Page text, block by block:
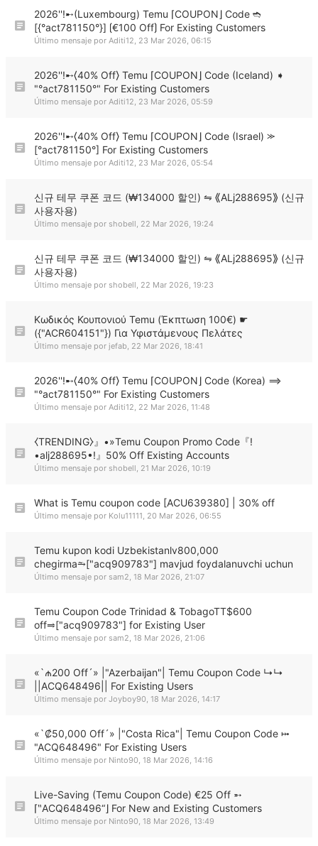
2026''!➸(Luxembourg) Temu ⌈COUPON⌋ Code ➬
[{°act781150°}] ⟮€100 Off⟯ For Existing Customers
Último mensaje por Aditi12, 23 Mar 2026, 06:15
2026''!➸⟨40% Off⟩ Temu ⌈COUPON⌋ Code (Iceland) ➧
"°act781150°" For Existing Customers
Último mensaje por Aditi12, 23 Mar 2026, 05:59
2026''!➸⟨40% Off⟩ Temu ⌈COUPON⌋ Code (Israel) ⪼
[°act781150°] For Existing Customers
Último mensaje por Aditi12, 23 Mar 2026, 05:54
신규 테무 쿠폰 코드 (₩134000 할인) ⇋ ⟪ALj288695⟫ (신규
사용자용)
Último mensaje por shobell, 22 Mar 2026, 19:24
신규 테무 쿠폰 코드 (₩134000 할인) ⇋ ⟪ALj288695⟫ (신규
사용자용)
Último mensaje por shobell, 22 Mar 2026, 19:23
Κωδικός Κουπονιού Temu (Έκπτωση 100€) ☛
({"ACR604151"}) Για Υφιστάμενους Πελάτες
Último mensaje por jefab, 22 Mar 2026, 18:41
2026''!➸⟨40% Off⟩ Temu ⌈COUPON⌋ Code (Korea) ⟹
"°act781150°" For Existing Customers
Último mensaje por Aditi12, 22 Mar 2026, 11:48
⧼TRENDING⧽』•»Temu Coupon Promo Code『!
•alj288695•!』50% Off Existing Accounts
Último mensaje por shobell, 21 Mar 2026, 10:19
What is Temu coupon code [ACU639380] | 30% off
Último mensaje por Kolu11111, 20 Mar 2026, 06:55
Temu kupon kodi Uzbekistanlv800,000
chegirma⥲["acq909783"] mavjud foydalanuvchi uchun
Último mensaje por sam2, 18 Mar 2026, 21:07
Temu Coupon Code Trinidad & TobagoTT$600
off⥤["acq909783"] for Existing User
Último mensaje por sam2, 18 Mar 2026, 21:06
«`₼200 Off´» |"Azerbaijan"| Temu Coupon Code ↳↳
||ACQ648496|| For Existing Users
Último mensaje por Joyboy90, 18 Mar 2026, 14:17
«`₡50,000 Off´» |"Costa Rica"| Temu Coupon Code ⤠
"ACQ648496" For Existing Users
Último mensaje por Ninto90, 18 Mar 2026, 14:16
Live-Saving (Temu Coupon Code) €25 Off ➵
⌈‶ACQ648496“⌋ For New and Existing Customers
Último mensaje por Ninto90, 18 Mar 2026, 13:49